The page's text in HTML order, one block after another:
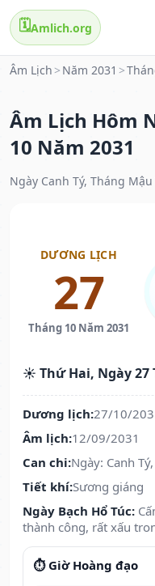
🗓️Amlich.org
Âm Lịch > Năm 2031 >
Âm Lịch Hôm
10 Năm 2031
Ngày Canh Tý, Tháng
DƯƠNG LỊCH
27
Tháng 10 Năm 2031
☀️ Thứ Hai, Ngày 27
Dương lịch:27/10/
Âm lịch:12/09/2031
Can chi:Ngày: Canh
Tiết khí:Sương giáng
Ngày Bạch Hổ Túc:
thành công, rất xấu
⏱️ Giờ Hoàng đạo